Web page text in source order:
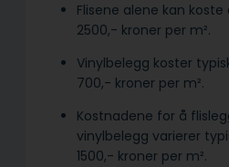
Flisene alene kan
2500,- kroner per m².
Vinylbelegg koster
700,- kroner per m².
Kostnadene for å
vinylbelegg varierer
1500,- kroner per m².